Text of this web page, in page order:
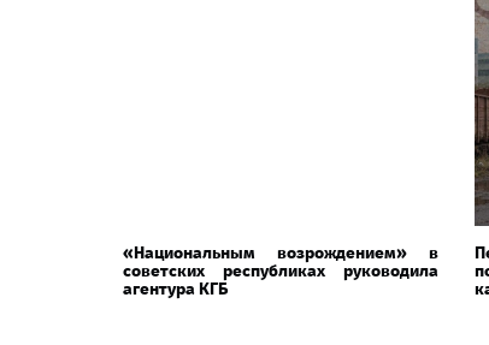
«Национальным возрождением» в
советских республиках руководила
агентура КГБ